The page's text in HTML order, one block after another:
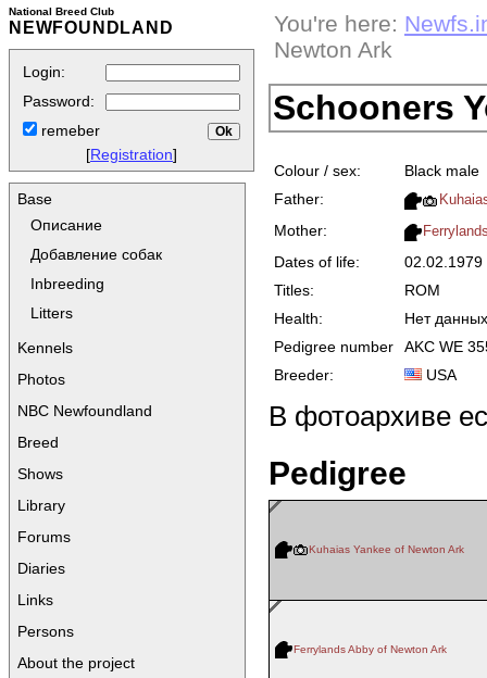
National Breed Club
NEWFOUNDLAND
Login:
Password:
remeber
[Registration]
Base
Описание
Добавление собак
Inbreeding
Litters
Kennels
Photos
NBC Newfoundland
Breed
Shows
Library
Forums
Diaries
Links
Persons
About the project
You're here:
Newton Ark
Schooners
Colour / sex:
Black male
Father:
Mother:
Dates of life:
Titles:
ROM
Health:
Нет данных
Pedigree number
AKC WE
Breeder:
USA
В фотоархиве
Pedigree
Kuhaias Yankee of Newton Ark
Ferrylands Abby of Newton Ark